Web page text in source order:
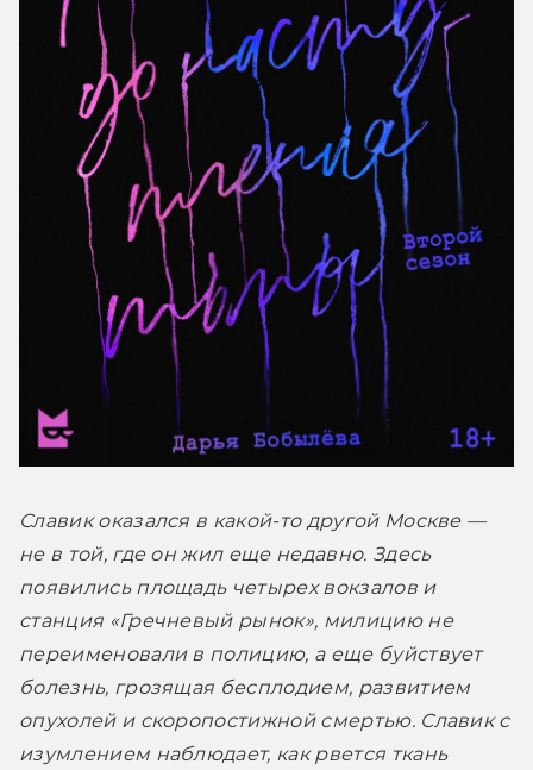
Славик оказался в какой-то другой Москве —
не в той, где он жил еще недавно. Здесь
появились площадь четырех вокзалов и
станция «Гречневый рынок», милицию не
переименовали в полицию, а еще буйствует
болезнь, грозящая бесплодием, развитием
опухолей и скоропостижной смертью. Славик с
изумлением наблюдает, как рвется ткань